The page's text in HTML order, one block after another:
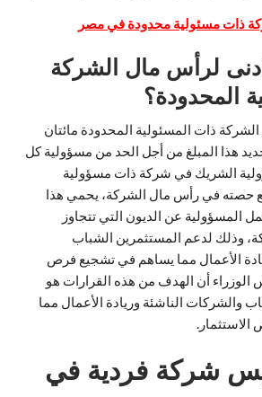
ذات مسئولية محدودة في مصر
لرأس مال الشركة
المحدودة؟
ذات المسئولية المحدودة مائتان
هذا المبلغ من أجل الحد من مسؤولية كل
الشريك في شركة ذات مسؤولية
حصته في رأس مال الشركة، يحمي هذا
المسؤولية عن الديون التي تتجاوز
وذلك لدعم المستثمرين الشباب
الأعمال مما يساهم في تشجيع فرص
الوزراء أن الهدف من هذه القرارات هو
والشركات الناشئة وريادة الأعمال مما
شركة فردية في